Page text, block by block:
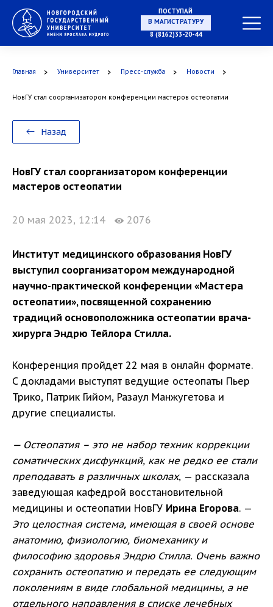
ПОСТУПАЙ
В МАГИСТРАТУРУ
8 (8162)33-20-44
Главная Университет Пресс-служба Новости
НовГУ стал соорганизатором конференции мастеров остеопатии
Назад
НовГУ стал соорганизатором конференции
мастеров остеопатии
20 мая 2023, 12:14 2076
Институт медицинского образования НовГУ
выступил соорганизатором международной
научно-практической конференции «Мастера
остеопатии», посвященной сохранению
традиций основоположника остеопатии врача-
хирурга Эндрю Тейлора Стилла.
Конференция пройдет 22 мая в онлайн формате.
С докладами выступят ведущие остеопаты Пьер
Трико, Патрик Гийом, Разаул Манжугетова и
другие специалисты.
— Остеопатия – это не набор техник коррекции
соматических дисфункций, как не редко ее стали
преподавать в различных школах, — рассказала
заведующая кафедрой восстановительной
медицины и остеопатии НовГУ Ирина Егорова. —
Это целостная система, имеющая в своей основе
анатомию, физиологию, биомеханику и
философию здоровья Эндрю Стилла. Очень важно
сохранить остеопатию и передать ее следующим
поколениям в виде глобальной медицины, а не
отдельного направления в списке лечебных